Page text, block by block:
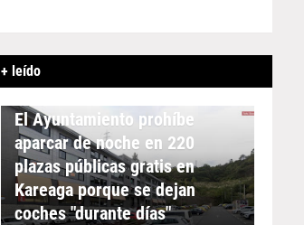
+ leído
APARCAMIENTO
El Ayuntamiento prohíbe
aparcar de noche en 220
plazas públicas gratis en
Kareaga porque se dejan
coches "durante días"